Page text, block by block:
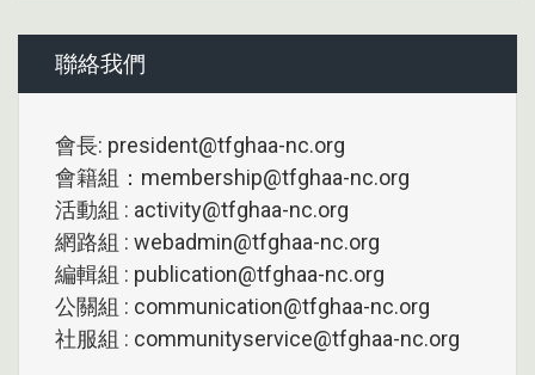
聯絡我們
會長: president@tfghaa-nc.org
會籍組：membership@tfghaa-nc.org
活動組 : activity@tfghaa-nc.org
網路組 : webadmin@tfghaa-nc.org
編輯組 : publication@tfghaa-nc.org
公關組 : communication@tfghaa-nc.org
社服組 : communityservice@tfghaa-nc.org